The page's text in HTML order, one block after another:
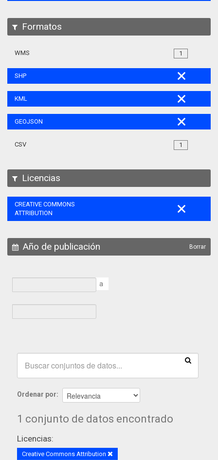
Formatos
1
WMS
SHP
KML
GEOJSON
1
CSV
Licencias
CREATIVE COMMONS
ATTRIBUTION
Año de publicación Borrar
a
Ordenar por
1 conjunto de datos encontrado
Licencias:
Creative Commons Attribution